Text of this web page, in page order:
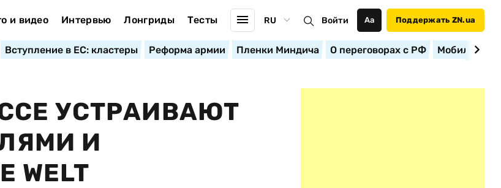
и видео Интервью Лонгриды Тесты RU Войти Аа Поддержать ZN.ua
Вступление в ЕС: кластеры Реформа армии Пленки Миндича О переговорах с РФ
УСТРАИВАЮТ
И